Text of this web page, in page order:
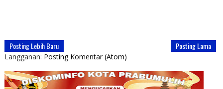
Posting Lebih Baru Posting Lama
Langganan: Posting Komentar (Atom)